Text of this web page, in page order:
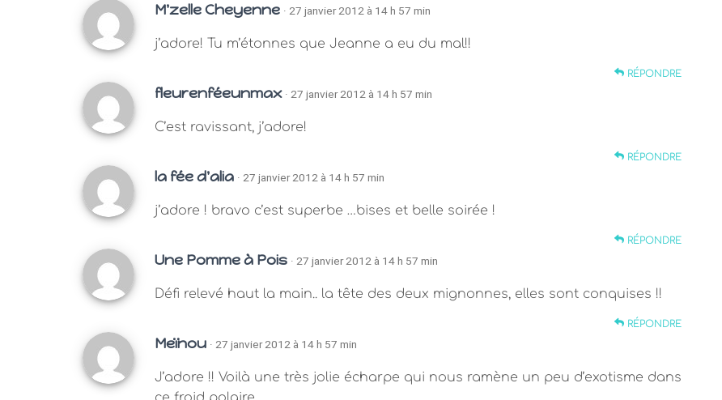
M'zelle Cheyenne · 27 janvier 2012 à 14 h 57 min
j’adore! Tu m’étonnes que Jeanne a eu du mal!!
RÉPONDRE
fleurenféeunmax · 27 janvier 2012 à 14 h 57 min
C’est ravissant, j’adore!
RÉPONDRE
la fée d'alia · 27 janvier 2012 à 14 h 57 min
j’adore ! bravo c’est superbe …bises et belle soirée !
RÉPONDRE
Une Pomme à Pois · 27 janvier 2012 à 14 h 57 min
Défi relevé haut la main.. la tête des deux mignonnes, elles sont conquises !!
RÉPONDRE
Meïnou · 27 janvier 2012 à 14 h 57 min
J’adore !! Voilà une très jolie écharpe qui nous ramène un peu d’exotisme dans